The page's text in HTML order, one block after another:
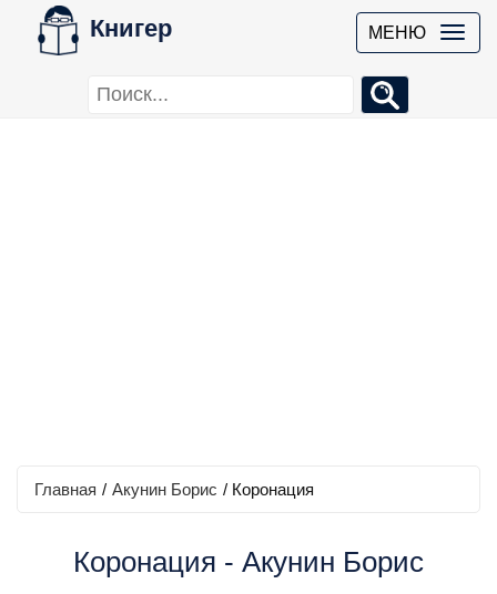
Книгер МЕНЮ
Главная / Акунин Борис / Коронация
Коронация - Акунин Борис